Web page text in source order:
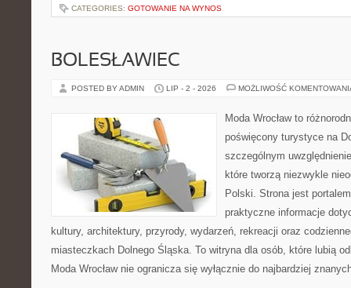
CATEGORIES: GOTOWANIE NA WYNOS
BOLESŁAWIEC
POSTED BY ADMIN LIP - 2 - 2026 MOŻLIWOŚĆ
Moda Wrocław to
poświęcony turystyce na
szczególnym
które tworzą niezwykle
Polski. Strona jest
praktyczne informacje
kultury, architektury, przyrody, wydarzeń, rekreacji oraz
miasteczkach Dolnego Śląska. To witryna dla osób, które lubią
Moda Wrocław nie ogranicza się wyłącznie do najbardziej